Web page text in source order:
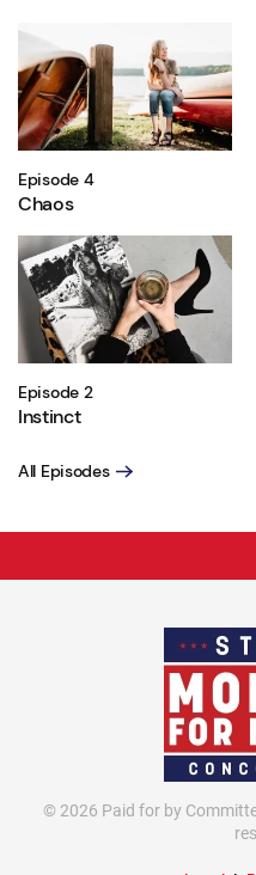
Episode 4
Chaos
Episode 2
Instinct
All Episodes
© 2026 Paid for by